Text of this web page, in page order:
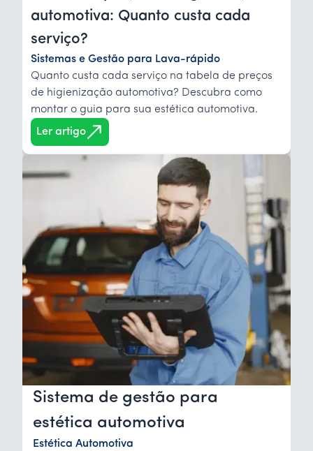
automotiva: Quanto custa cada
serviço?
Sistemas e Gestão para Lava-rápido
Quanto custa cada serviço na tabela de preços
de higienização automotiva? Descubra como
montar o guia para sua estética automotiva.
Ler artigo
Sistema de gestão para
estética automotiva
Estética Automotiva